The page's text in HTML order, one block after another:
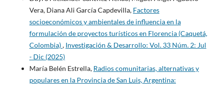
Vera, Diana Ali García Capdevilla, Factores
socioeconómicos y ambientales de influencia en la
formulación de proyectos turísticos en Florencia (Caquetá,
Colombia), Investigación & Desarrollo: Vol. 33 Núm. 2: Jul
- Dic (2025)
María Belén Estrella, Radios comunitarias, alternativas y
populares en la Provincia de San Luis, Argentina: